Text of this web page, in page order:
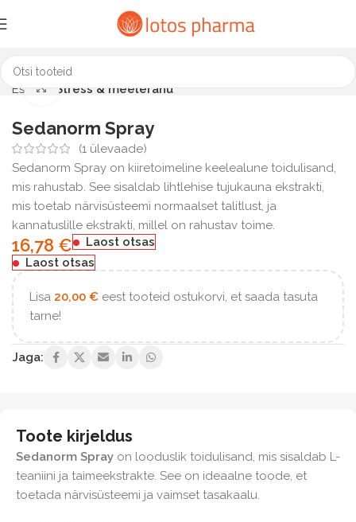
Esileht Stress & meelerahu
Click to enlarge
Sedanorm Spray
(1 ülevaade)
Sedanorm Spray on kiiretoimeline keelealune toidulisand,
mis rahustab. See sisaldab lihtlehise tujukauna ekstrakti,
mis toetab närvisüsteemi normaalset talitlust, ja
kannatuslille ekstrakti, millel on rahustav toime.
16,78 €
Laost otsas
Laost otsas
Lisa 20,00 € eest tooteid ostukorvi, et saada tasuta
tarne!
Jaga:
Toote kirjeldus
Sedanorm Spray on looduslik toidulisand, mis sisaldab L-
teaniini ja taimeekstrakte. See on ideaalne toode, et
toetada närvisüsteemi ja vaimset tasakaalu.